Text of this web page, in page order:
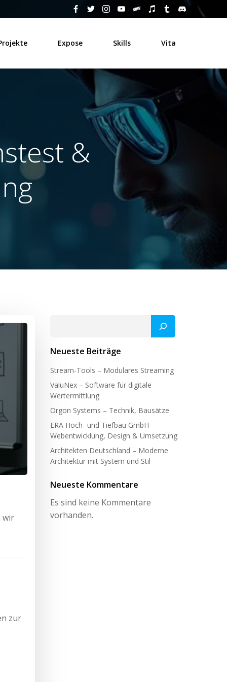
Expose Skills Vita
&
zur
Neueste Beiträge
Stream-Tools – Modulares Streaming
ValuNex – Software für digitale
Wertermittlung
Orgon Systems – Technik, Bausätze
ERA Hoch- und Tiefbau GmbH –
Webentwicklung, Design & Umsetzung
Architekten Deutschland – Moderne
Architektur mit System und Stil
Neueste Kommentare
Es sind keine Kommentare
vorhanden.